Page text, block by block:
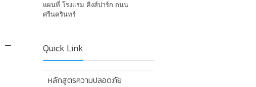
แผนที่ โรงแรม คิงส์ปาร์ก ถนน
ศรีนครินทร์
Quick Link
หลักสูตรความปลอดภัย